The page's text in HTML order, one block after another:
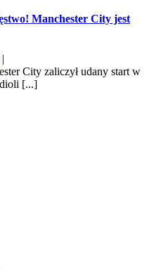
Manchester City jest
|
City zaliczył udany start w
[...]